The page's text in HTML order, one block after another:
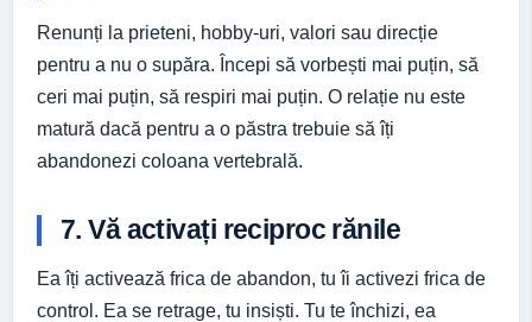
Renunți la prieteni, hobby-uri, valori sau direcție
pentru a nu o supăra. Începi să vorbești mai puțin, să
ceri mai puțin, să respiri mai puțin. O relație nu este
matură dacă pentru a o păstra trebuie să îți
abandonezi coloana vertebrală.
7. Vă activați reciproc rănile
Ea îți activează frica de abandon, tu îi activezi frica de
control. Ea se retrage, tu insiști. Tu te închizi, ea